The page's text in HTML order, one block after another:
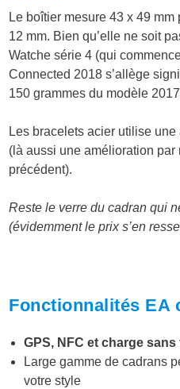
Le boîtier mesure 43 x 49
12 mm. Bien qu’elle ne soit
Watche série 4 (qui
Connected 2018 s’allège
150 grammes du modèle
Les bracelets acier utilise
(là aussi une amélioration par
précédent).
Reste le verre du cadran qui
(évidemment le prix s’en
Fonctionnalités EA
GPS, NFC et charge sans
Large gamme de cadrans
votre style